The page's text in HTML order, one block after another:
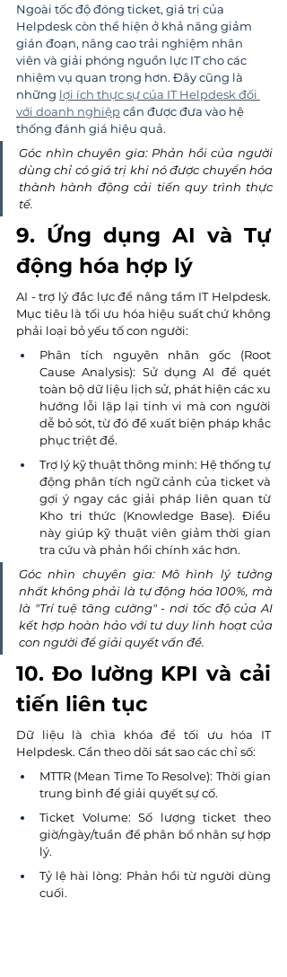
Ngoài tốc độ đóng ticket, giá trị của
Helpdesk còn thể hiện ở khả năng giảm
gián đoạn, nâng cao trải nghiệm nhân
viên và giải phóng nguồn lực IT cho các
nhiệm vụ quan trọng hơn. Đây cũng là
những lợi ích thực sự của IT Helpdesk đối
với doanh nghiệp cần được đưa vào hệ
thống đánh giá hiệu quả.
Góc nhìn chuyên gia: Phản hồi của người
dùng chỉ có giá trị khi nó được chuyển hóa
thành hành động cải tiến quy trình thực
tế.
9. Ứng dụng AI và Tự
động hóa hợp lý
AI - trợ lý đắc lực để nâng tầm IT Helpdesk.
Mục tiêu là tối ưu hóa hiệu suất chứ không
phải loại bỏ yếu tố con người:
Phân tích nguyên nhân gốc (Root
Cause Analysis): Sử dụng AI để quét
toàn bộ dữ liệu lịch sử, phát hiện các xu
hướng lỗi lặp lại tinh vi mà con người
dễ bỏ sót, từ đó đề xuất biện pháp khắc
phục triệt để.
Trợ lý kỹ thuật thông minh: Hệ thống tự
động phân tích ngữ cảnh của ticket và
gợi ý ngay các giải pháp liên quan từ
Kho tri thức (Knowledge Base). Điều
này giúp kỹ thuật viên giảm thời gian
tra cứu và phản hồi chính xác hơn.
Góc nhìn chuyên gia: Mô hình lý tưởng
nhất không phải là tự động hóa 100%, mà
là "Trí tuệ tăng cường" - nơi tốc độ của AI
kết hợp hoàn hảo với tư duy linh hoạt của
con người để giải quyết vấn đề.
10. Đo lường KPI và cải
tiến liên tục
Dữ liệu là chìa khóa để tối ưu hóa IT
Helpdesk. Cần theo dõi sát sao các chỉ số:
MTTR (Mean Time To Resolve): Thời gian
trung bình để giải quyết sự cố.
Ticket Volume: Số lượng ticket theo
giờ/ngày/tuần để phân bổ nhân sự hợp
lý.
Tỷ lệ hài lòng: Phản hồi từ người dùng
cuối.